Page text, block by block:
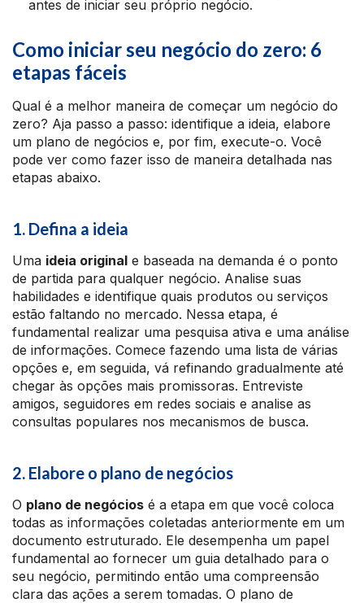
antes de iniciar seu próprio negócio.
Como iniciar seu negócio do zero: 6
etapas fáceis
Qual é a melhor maneira de começar um negócio do
zero? Aja passo a passo: identifique a ideia, elabore
um plano de negócios e, por fim, execute-o. Você
pode ver como fazer isso de maneira detalhada nas
etapas abaixo.
1. Defina a ideia
Uma ideia original e baseada na demanda é o ponto
de partida para qualquer negócio. Analise suas
habilidades e identifique quais produtos ou serviços
estão faltando no mercado. Nessa etapa, é
fundamental realizar uma pesquisa ativa e uma análise
de informações. Comece fazendo uma lista de várias
opções e, em seguida, vá refinando gradualmente até
chegar às opções mais promissoras. Entreviste
amigos, seguidores em redes sociais e analise as
consultas populares nos mecanismos de busca.
2. Elabore o plano de negócios
O plano de negócios é a etapa em que você coloca
todas as informações coletadas anteriormente em um
documento estruturado. Ele desempenha um papel
fundamental ao fornecer um guia detalhado para o
seu negócio, permitindo então uma compreensão
clara das ações a serem tomadas. O plano de